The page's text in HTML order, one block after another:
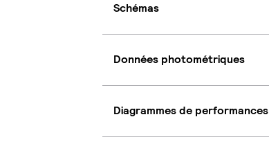
Schémas
Données photométriques
Diagrammes de performances